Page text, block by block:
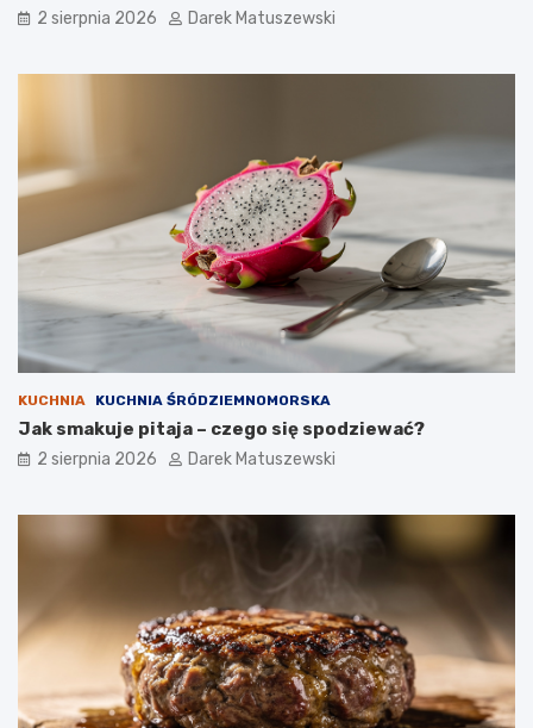
2 sierpnia 2026 Darek Matuszewski
KUCHNIA KUCHNIA ŚRÓDZIEMNOMORSKA
Jak smakuje pitaja – czego się spodziewać?
2 sierpnia 2026 Darek Matuszewski